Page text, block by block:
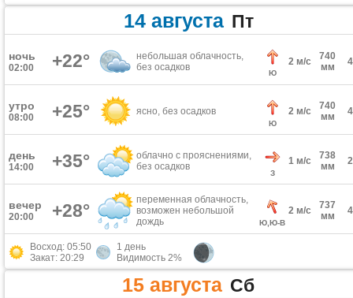
14 августа Пт
ночь
02:00 +22°
небольшая облачность,
без осадков
Ю
2 м/с
740
мм
утро
08:00 +25° ясно, без осадков
Ю
2 м/с
740
мм
день
14:00 +35°
облачно с прояснениями,
без осадков
З
1 м/с
738
мм
вечер
20:00 +28°
переменная облачность,
возможен небольшой
дождь
Ю,Ю-В
2 м/с
737
мм
Восход: 05:50
Закат: 20:29
1 день
Видимость 2%
15 августа Сб